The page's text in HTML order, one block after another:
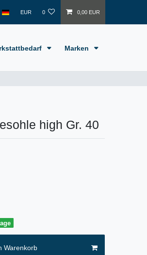
EUR 0 0,00 EUR
Marken
high Gr. 40
Warenkorb